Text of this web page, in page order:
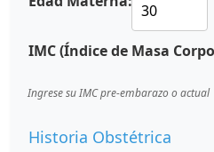
IMC (Índice de Masa
Ingrese su IMC pre-embarazo o actual
Historia Obstétrica